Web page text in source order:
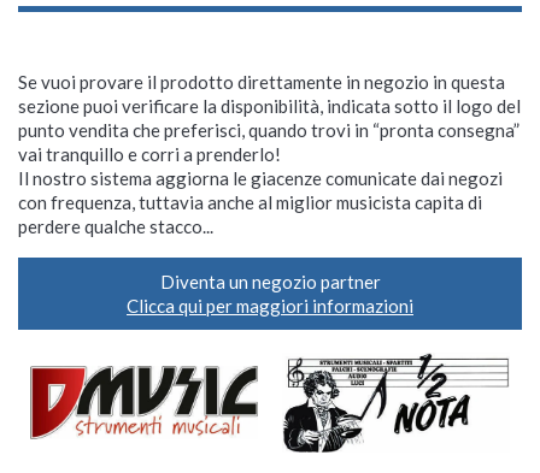
Se vuoi provare il prodotto direttamente in negozio in questa
sezione puoi verificare la disponibilità, indicata sotto il logo del
punto vendita che preferisci, quando trovi in “pronta consegna”
vai tranquillo e corri a prenderlo!
Il nostro sistema aggiorna le giacenze comunicate dai negozi
con frequenza, tuttavia anche al miglior musicista capita di
perdere qualche stacco...
Diventa un negozio partner
Clicca qui per maggiori informazioni